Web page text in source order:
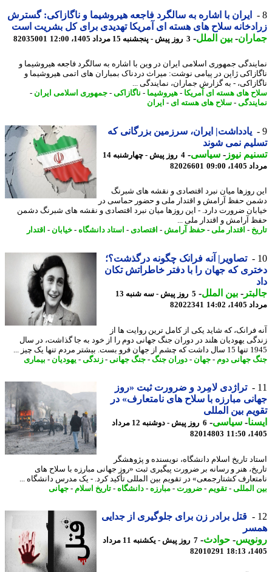
ایران با اشاره به سالگرد فاجعه هیروشیما و ناگازاکی: گسترش
سلاح های هسته ای آمریکا تهدیدی برای کل بشریت است
- بین الملل-3 روز پیش - پنجشنبه 15 مرداد 1405، 12:00 82035001
جمهوری اسلامی ایران در وین با اشاره به سالگرد فاجعه هیروشیما و
ژاپن در پیامی نوشت: میراث دردناک بمباران های اتمی هیروشیما و
- به گزارش جماران، نمایندگی ...
های هسته ای آمریکا- هیروشیما-ناگازاکی -جمهوری اسلامی ایران -
-سلاح های هسته ای- ایران
یادداشت| ایران، سرزمین بزرگانی که
نمی شوند
نیوز-سیاسی-
4 روز پیش - چهارشنبه 14
09:00
82026601
روزها میان نبرد اقتصادی و نقشه های شبرنگ
حفظ آرامش و اقتدار ملی و حضور حماسی در
ضرورت دارد. - این روزها میان نبرد اقتصادی و نقشه های شبرنگ دشمن
آرامش و اقتدار ملی ...
- اقتدار ملی -حفظ آرامش -اقتصادی-استاد دانشگاه-خیابان-اقتدار
تصاویر| آنه فرانک چگونه درگذشت؟؛
که جهان را با دفتر خاطراتش تکان
-بین الملل-
5 روز پیش - سه شنبه 13
14:02
82022341
فرانک، که شاید یکی از کامل ترین روایت ها از
یهودیان هلند در دوران جنگ جهانی دوم را از خود به جا گذاشت، در سال
بیشتر مردم تنها یک چیز ...
جهانی دوم-جهان-دوران جنگ -جنگ جهانی-زندگی-یهودیان-بیماری
تراژدی لامِرد و ضرورت ثبت «روز
مبارزه با سلاح های نامتعارف» در
بین المللی
-سیاسی-
6 روز پیش - دوشنبه 12 مرداد
82014803
تاریخ اسلام دانشگاه، نویسنده و پژوهشگر
هنر و رسانه بر ضرورت پیگیری ثبت «روز جهانی مبارزه با سلاح های
کشتارجمعی» در تقویم بین المللی تأکید کرد. - یک مدرس دانشگاه ...
المللی-تقویم-ضرورت - مبارزه- دانشگاه-تاریخ اسلام-جهانی
قتل برادر زن برای جلوگیری از جدایی
-حوادث -
7 روز پیش - یکشنبه 11 مرداد
82010291